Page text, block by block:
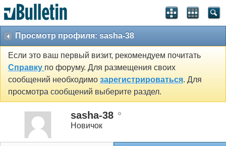
Просмотр профиля: sasha-38
Если это ваш первый визит, рекомендуем почитать
Справку по форуму. Для размещения своих
сообщений необходимо зарегистрироваться. Для
просмотра сообщений выберите раздел.
sasha-38
Новичок